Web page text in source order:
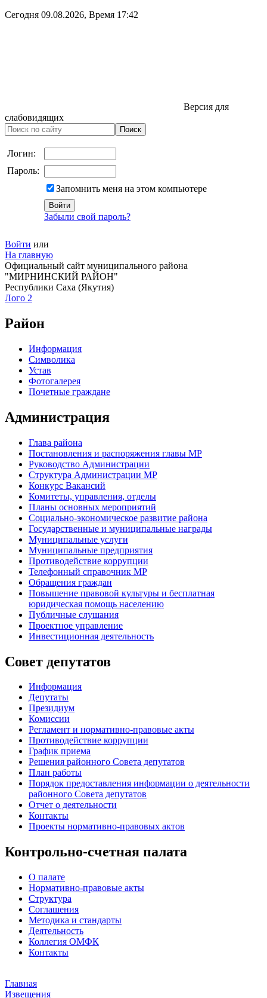
Сегодня 09.08.2026, Время 17:42
Версия для
слабовидящих
Логин:
Пароль:
Запомнить меня на этом компьютере
Забыли свой пароль?
Войти или
На главную
Официальный сайт муниципального района
"МИРНИНСКИЙ РАЙОН"
Республики Саха (Якутия)
Лого 2
Район
Информация
Символика
Устав
Фотогалерея
Почетные граждане
Администрация
Глава района
Постановления и распоряжения главы МР
Руководство Администрации
Структура Администрации МР
Конкурс Вакансий
Комитеты, управления, отделы
Планы основных мероприятий
Социально-экономическое развитие района
Государственные и муниципальные награды
Муниципальные услуги
Муниципальные предприятия
Противодействие коррупции
Телефонный справочник МР
Обращения граждан
Повышение правовой культуры и бесплатная
юридическая помощь населению
Публичные слушания
Проектное управление
Инвестиционная деятельность
Совет депутатов
Информация
Депутаты
Президиум
Комиссии
Регламент и нормативно-правовые акты
Противодействие коррупции
График приема
Решения районного Совета депутатов
План работы
Порядок предоставления информации о деятельности
районного Совета депутатов
Отчет о деятельности
Контакты
Проекты нормативно-правовых актов
Контрольно-счетная палата
О палате
Нормативно-правовые акты
Структура
Соглашения
Методика и стандарты
Деятельность
Коллегия ОМФК
Контакты
Главная
Извещения